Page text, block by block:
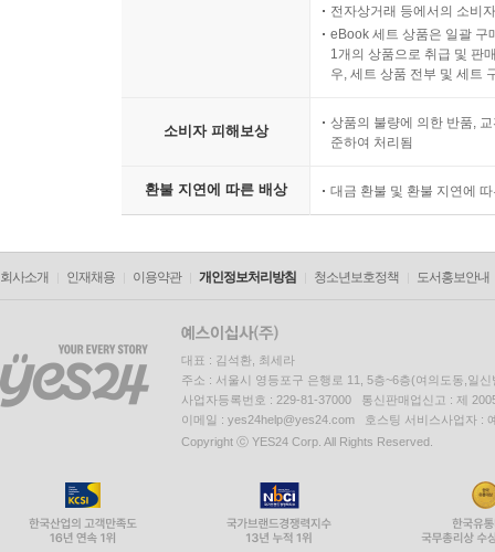
전자상거래 등에서의 소비
eBook 세트 상품은 일괄 구
1개의 상품으로 취급 및 판
우, 세트 상품 전부 및 세트
소비자 피해보상
상품의 불량에 의한 반품,
준하여 처리됨
환불 지연에 따른 배상 대금 환불 및 환불 지연에
회사소개 인재채용 이용약관 개인정보처리방침 청소년보호정책 도서홍보안내
대표 : 김석환, 최세라
주소 : 서울시 영등포구 은행로 11, 5층~6층(여의도동,일신
사업자등록번호 : 229-81-37000 통신판매업신고 : 제
이메일 : yes24help@yes24.com 호스팅 서비스사업자 :
Copyright ⓒ YES24 Corp. All Rights Reserved.